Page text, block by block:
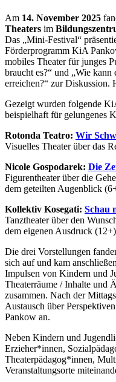
Am 14. November 2025
Theaters im
Das „Mini-Festival“
Förderprogramm KiA
mobiles Theater für junges
braucht es?“ und „Wie
erreichen?“ zur Diskussion.
Gezeigt wurden folgende
beispielhaft für gelungenes
Rotonda Teatro: Wir
Visuelles Theater über das
Nicole Gospodarek: Die
Figurentheater über die
dem geteilten Augenblick
Kollektiv Kosegati: Schau
Tanztheater über den
dem eigenen Ausdruck (12+)
Die drei Vorstellungen
sich auf und kam
Impulsen von Kindern und
Theaterräume / Inhalte und
zusammen. Nach der
Austausch über
Pankow an.
Neben Kindern und
Erzieher*innen,
Theaterpädagog*innen,
Veranstaltungsorte